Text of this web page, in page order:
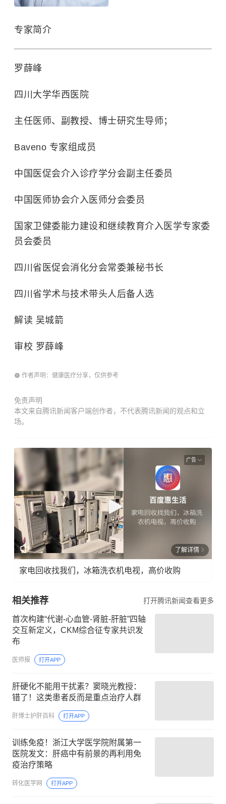
专家简介
罗薛峰
四川大学华西医院
主任医师、副教授、博士研究生导师；
Baveno 专家组成员
中国医促会介入诊疗学分会副主任委员
中国医师协会介入医师分会委员
国家卫健委能力建设和继续教育介入医学专家委
员会委员
四川省医促会消化分会常委兼秘书长
四川省学术与技术带头人后备人选
解读 吴城箭
审校 罗薛峰
作者声明：健康医疗分享，仅供参考
免责声明
本文来自腾讯新闻客户端创作者，不代表腾讯新闻的观点和立
场。
广告
了解详情
家电回收找我们，冰箱洗衣机电视，高价收购
相关推荐 打开腾讯新闻查看更多
首次构建“代谢-心血管-肾脏-肝脏”四轴
交互新定义，CKM综合征专家共识发
布
医师报 打开APP
肝硬化不能用干扰素？窦晓光教授：
错了！这类患者反而是重点治疗人群
肝博士护肝百科 打开APP
训练免疫！浙江大学医学院附属第一
医院发文：肝癌中有前景的再利用免
疫治疗策略
转化医学网 打开APP